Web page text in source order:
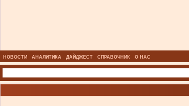
НОВОСТИ АНАЛИТИКА ДАЙДЖЕСТ СПРАВОЧНИК О НАС